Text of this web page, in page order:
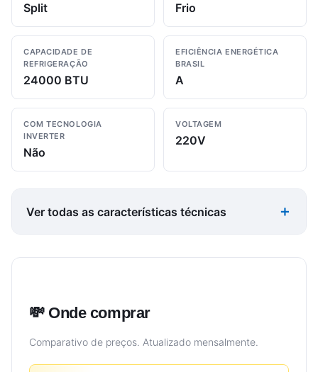
Split Frio
CAPACIDADE DE
REFRIGERAÇÃO
24000 BTU
EFICIÊNCIA ENERGÉTICA
BRASIL
A
COM TECNOLOGIA
INVERTER
Não
VOLTAGEM
220V
Ver todas as características técnicas
💸 Onde comprar
Comparativo de preços. Atualizado mensalmente.